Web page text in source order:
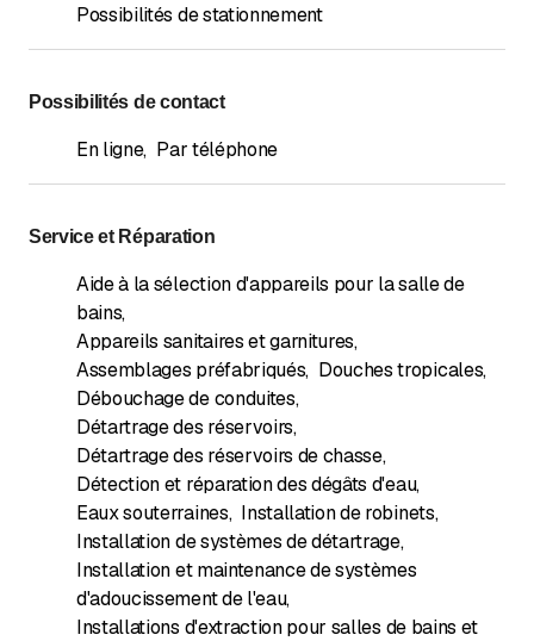
Possibilités de stationnement
Possibilités de contact
En ligne, Par téléphone
Service et Réparation
Aide à la sélection d'appareils pour la salle de
bains,
Appareils sanitaires et garnitures,
Assemblages préfabriqués, Douches tropicales,
Débouchage de conduites,
Détartrage des réservoirs,
Détartrage des réservoirs de chasse,
Détection et réparation des dégâts d'eau,
Eaux souterraines, Installation de robinets,
Installation de systèmes de détartrage,
Installation et maintenance de systèmes
d'adoucissement de l'eau,
Installations d'extraction pour salles de bains et